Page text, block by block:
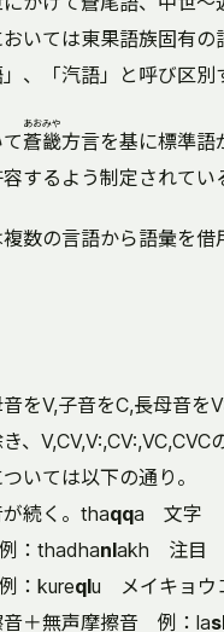
いては東果語族固有
、「汽語」と呼び区別
蒼畿
あおみや
方言を基に標準語
するよう制定されてい
複数の言語から語彙を借
をV,子音をC,長母音を
、V,CV,V:,CV:,VC,CVC
いては以下の通り。
続く。thaqqa 文字
thadhanlakh 注目
kureqlu メイキョウ
＋無声摩擦音 例：la